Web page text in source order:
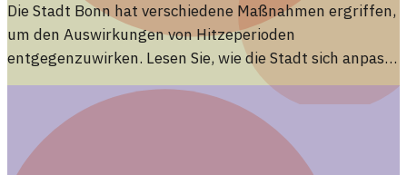
Die Stadt Bonn hat verschiedene Maßnahmen ergriffen,
um den Auswirkungen von Hitzeperioden
entgegenzuwirken. Lesen Sie, wie die Stadt sich anpasst
und was das für die Bevölkerung bedeutet.